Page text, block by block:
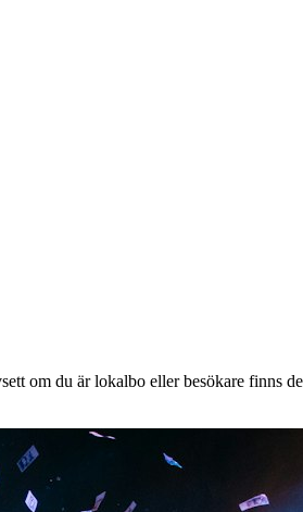
om du är lokalbo eller besökare finns